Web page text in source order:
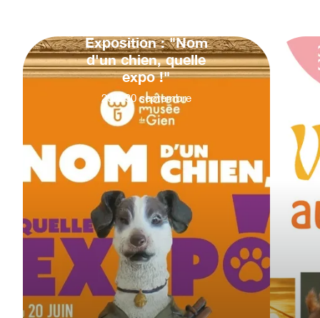
Exposition : "Nom
d'un chien, quelle
expo !"
20 30 septembre